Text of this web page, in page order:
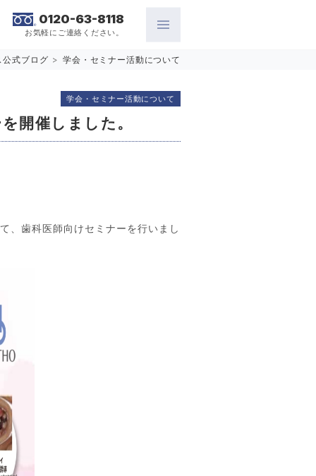
0120-63-8118
お気軽にご連絡ください。
公式ブログ > 学会・セミナー活動について
開催しました。
学会・セミナー活動について
、歯科医師向けセミナーを行いまし